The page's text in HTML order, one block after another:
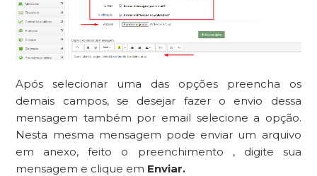
Após selecionar uma das opções preencha os
demais campos, se desejar fazer o envio dessa
mensagem também por email selecione a opção.
Nesta mesma mensagem pode enviar um arquivo
em anexo, feito o preenchimento , digite sua
mensagem e clique em Enviar.